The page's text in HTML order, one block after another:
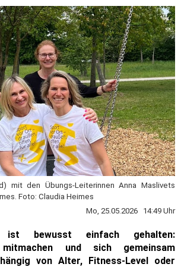
mit den Übungs-Leiterinnen Anna Maslivets
Foto: Claudia Heimes
Mo, 25.05.2026 14:49 Uhr
ist bewusst einfach gehalten:
mitmachen und sich gemeinsam
von Alter, Fitness-Level oder